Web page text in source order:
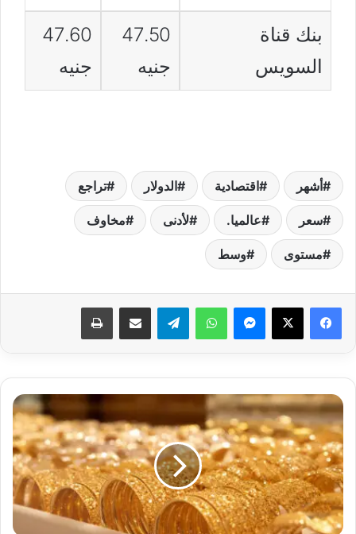
بنك قناة
السويس
47.50
جنيه
47.60
جنيه
أشهر اقتصادية الدولار تراجع
سعر عالميا. لأدنى مخاوف
مستوى وسط
فيسبوك ‫X ماسنجر واتساب تيلقرام مشاركة عبر البريد طباعة
سعر
الذهب
اليوم
يقفز
بقوة
في
مصر..
وعيار